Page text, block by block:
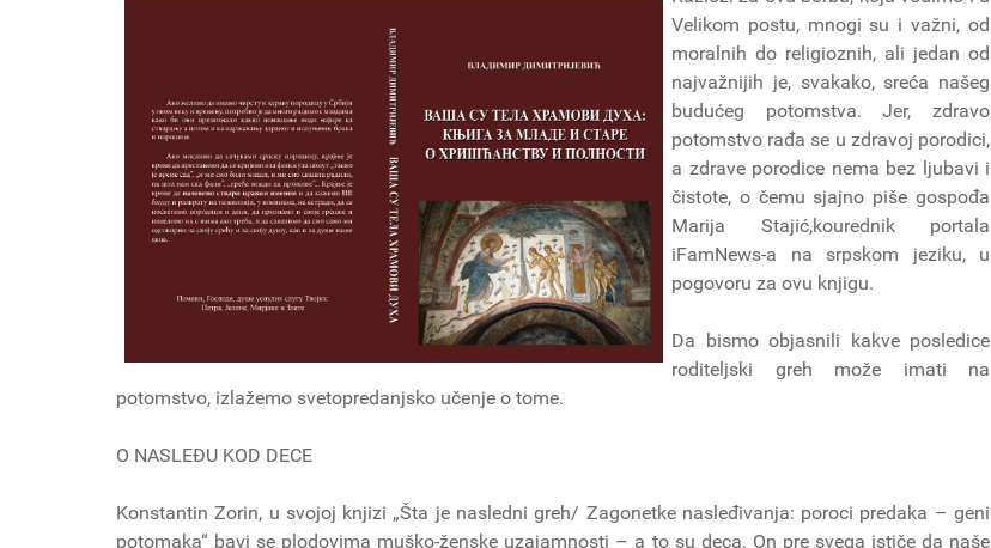
Velikom postu, mnogi su i važni, od
moralnih do religioznih, ali jedan od
najvažnijih je, svakako, sreća našeg
budućeg potomstva. Jer, zdravo
potomstvo rađa se u zdravoj porodici,
a zdrave porodice nema bez ljubavi i
čistote, o čemu sjajno piše gospođa
Marija Stajić,kourednik portala
iFamNews-a na srpskom jeziku, u
pogovoru za ovu knjigu.
Da bismo objasnili kakve posledice
roditeljski greh može imati na
potomstvo, izlažemo svetopredanjsko učenje o tome.
O NASLEĐU KOD DECE
Konstantin Zorin, u svojoj knjizi „Šta je nasledni greh/ Zagonetke nasleđivanja: poroci predaka – geni
potomaka“ bavi se plodovima muško-ženske uzajamnosti – a to su deca. On pre svega ističe da naše